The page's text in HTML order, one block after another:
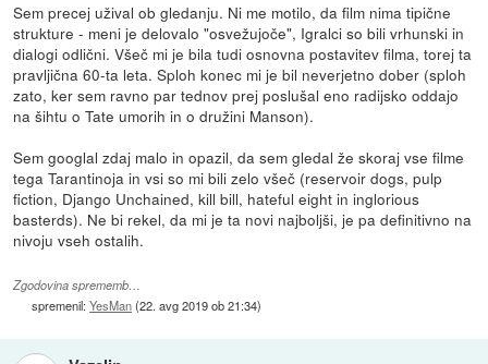
Sem precej užival ob gledanju. Ni me motilo, da film nima tipične
strukture - meni je delovalo "osvežujoče", Igralci so bili vrhunski in
dialogi odlični. Všeč mi je bila tudi osnovna postavitev filma, torej ta
pravljična 60-ta leta. Sploh konec mi je bil neverjetno dober (sploh
zato, ker sem ravno par tednov prej poslušal eno radijsko oddajo
na šihtu o Tate umorih in o družini Manson).
Sem googlal zdaj malo in opazil, da sem gledal že skoraj vse filme
tega Tarantinoja in vsi so mi bili zelo všeč (reservoir dogs, pulp
fiction, Django Unchained, kill bill, hateful eight in inglorious
basterds). Ne bi rekel, da mi je ta novi najboljši, je pa definitivno na
nivoju vseh ostalih.
Zgodovina sprememb…
spremenil:YesMan(22. avg 2019 ob 21:34)